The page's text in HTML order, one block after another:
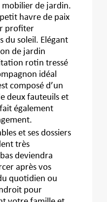
de jardin.
havre de paix
profiter
du soleil. Elégant
de jardin
rotin tressé
idéal
composé d’un
deux fauteuils et
également
et ses dossiers
très
deviendra
après vos
quotidien ou
pour